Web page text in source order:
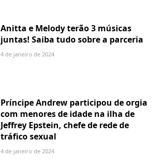
Anitta e Melody terão 3 músicas
juntas! Saiba tudo sobre a parceria
4 de janeiro de 2024
Príncipe Andrew participou de orgia
com menores de idade na ilha de
Jeffrey Epstein, chefe de rede de
tráfico sexual
4 de janeiro de 2024